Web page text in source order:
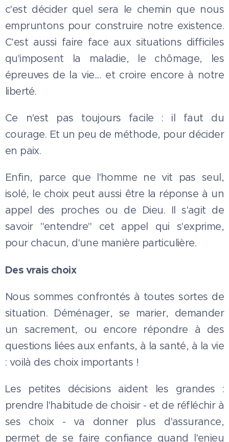
c'est décider quel sera le chemin que nous
empruntons pour construire notre existence.
C'est aussi faire face aux situations difficiles
qu'imposent la maladie, le chômage, les
épreuves de la vie.... et croire encore à notre
liberté.
Ce n'est pas toujours facile : il faut du
courage. Et un peu de méthode, pour décider
en paix.
Enfin, parce que l'homme ne vit pas seul,
isolé, le choix peut aussi être la réponse à un
appel des proches ou de Dieu. Il s'agit de
savoir "entendre" cet appel qui s'exprime,
pour chacun, d'une manière particulière.
Des vrais choix
Nous sommes confrontés à toutes sortes de
situation. Déménager, se marier, demander
un sacrement, ou encore répondre à des
questions liées aux enfants, à la santé, à la vie
: voilà des choix importants !
Les petites décisions aident les grandes :
prendre l'habitude de choisir - et de réfléchir à
ses choix - va donner plus d'assurance,
permet de se faire confiance quand l'enjeu